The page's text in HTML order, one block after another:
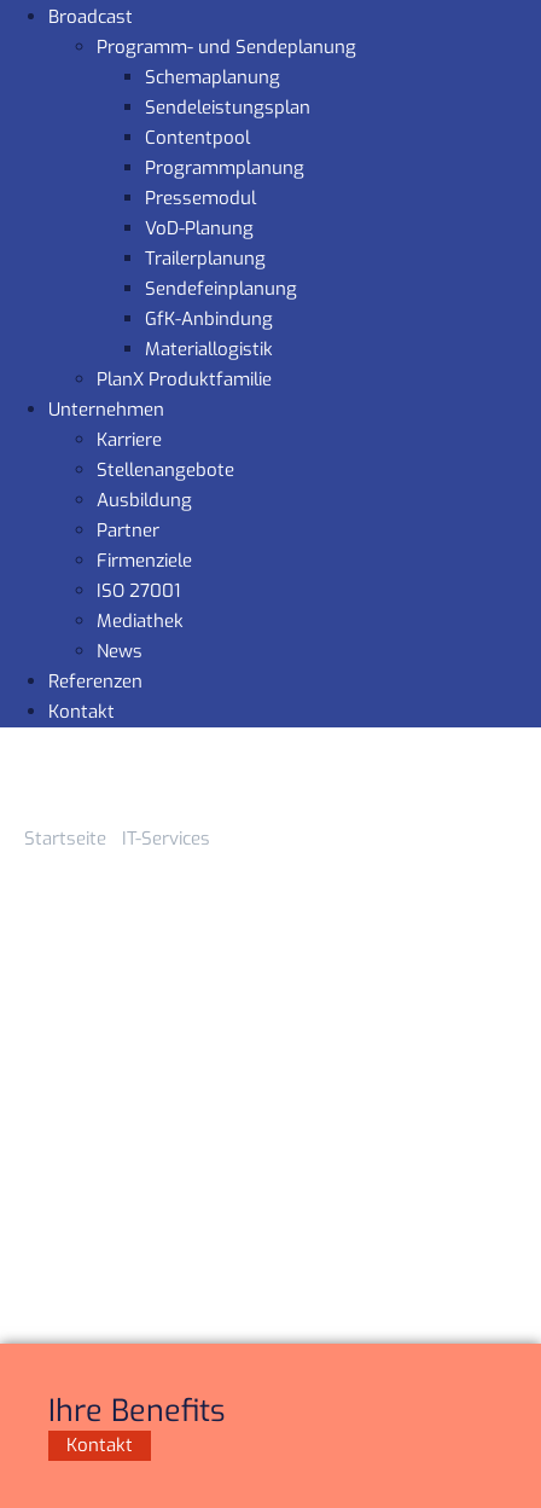
Broadcast
Programm- und Sendeplanung
Schemaplanung
Sendeleistungsplan
Contentpool
Programmplanung
Pressemodul
VoD-Planung
Trailerplanung
Sendefeinplanung
GfK-Anbindung
Materiallogistik
PlanX Produktfamilie
Unternehmen
Karriere
Stellenangebote
Ausbildung
Partner
Firmenziele
ISO 27001
Mediathek
News
Referenzen
Kontakt
Startseite IT-Services
Ihre Benefits
Kontakt